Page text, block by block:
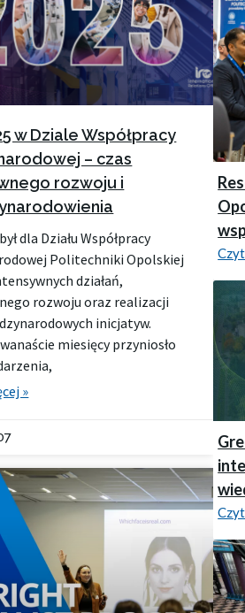
w Dziale Współpracy
– czas
rozwoju i
dla Działu Współpracy
Politechniki Opolskiej
działań,
rozwoju oraz realizacji
inicjatyw.
miesięcy przyniosło
»
o
n
a
o
n
a